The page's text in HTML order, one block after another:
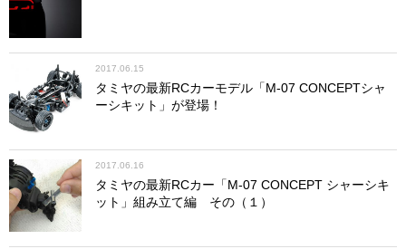
2017.06.15
タミヤの最新RCカーモデル「M-07 CONCEPTシャ
ーシキット」が登場！
2017.06.16
タミヤの最新RCカー「M-07 CONCEPT シャーシキ
ット」組み立て編 その（１）